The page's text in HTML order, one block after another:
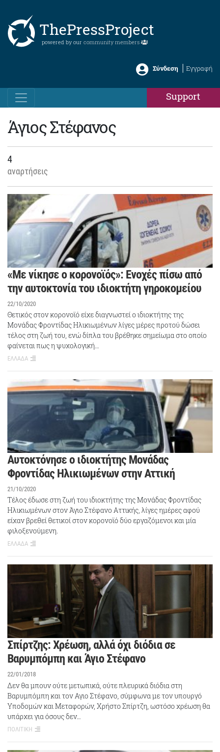
ThePressProject
powered by our community members
Σύνδεση Εγγραφή
Support
Άγιος Στέφανος
4
αναρτήσεις
«Με νίκησε ο κορονοϊός»: Ενοχές πίσω από
την αυτοκτονία του ιδιοκτήτη γηροκομείου
22/10/2020
Θετικός στον κορονοϊό είχε διαγνωστεί ο ιδιοκτήτης της
Μονάδας Φροντίδας Ηλικιωμένων λίγες μέρες προτού δώσει
τέλος στη ζωή του, ενώ δίπλα του βρέθηκε σημείωμα στο οποίο
φαίνεται πως η ψυχολογική…
ΕΛΛΑΔΑ
Αυτοκτόνησε ο ιδιοκτήτης Μονάδας
Φροντίδας Ηλικιωμένων στην Αττική
21/10/2020
Τέλος έδωσε στη ζωή του ιδιοκτήτης της Μονάδας Φροντίδας
Ηλικιωμένων στον Άγιο Στέφανο Αττικής, λίγες ημέρες αφού
είχαν βρεθεί θετικοί στον κορονοϊό δύο εργαζόμενοι και μία
φιλοξενούμενη.
ΕΛΛΑΔΑ
Σπίρτζης: Χρέωση, αλλά όχι διόδια σε
Βαρυμπόμπη και Άγιο Στέφανο
22/01/2018
Δεν θα μπουν ούτε μετωπικά, ούτε πλευρικά διόδια στη
Βαρυμπόμπη και τον Αγιο Στέφανο, σύμφωνα με τον υπουργό
Υποδομών και Μεταφορών, Χρήστο Σπίρτζη, ωστόσο χρέωση θα
υπάρχει για όσους δεν…
ΠΟΛΙΤΙΚΗ